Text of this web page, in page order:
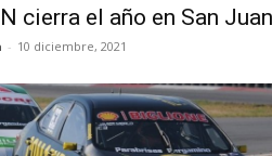
cierra el año en San Juan
- 10 diciembre, 2021